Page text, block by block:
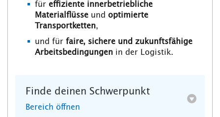
für effiziente innerbetriebliche
Materialflüsse und optimierte
Transportketten,
und für faire, sichere und zukunftsfähige
Arbeitsbedingungen in der Logistik.
Finde deinen Schwerpunkt
Bereich öffnen